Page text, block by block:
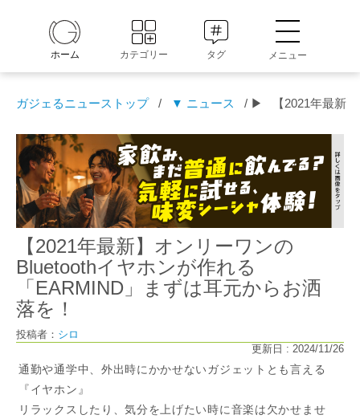
ホーム カテゴリー タグ メニュー
ガジェるニューストップ / ▼ ニュース / ▶ 【2021年最新
【2021年最新】オンリーワンの
Bluetoothイヤホンが作れる
「EARMIND」まずは耳元からお洒
落を！
投稿者： シロ
更新日 : 2024/11/26
通勤や通学中、外出時にかかせないガジェットとも言える
『イヤホン』
リラックスしたり、気分を上げたい時に音楽は欠かせませ